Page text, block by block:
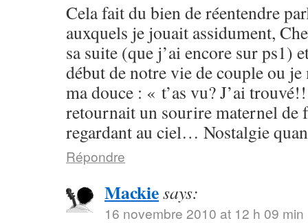
Cela fait du bien de réentendre
auxquels je jouait assidument,
sa suite (que j’ai encore sur ps1)
début de notre vie de couple ou
ma douce : « t’as vu? J’ai
retournait un sourire maternel de
regardant au ciel… Nostalgie
Répondre
Mackiesays:
16 novembre 2010 at 12 h 09 min